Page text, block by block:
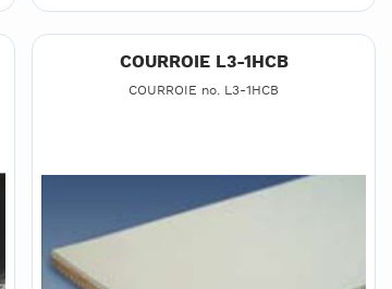
COURROIE L3-1HCB
COURROIE no. L3-1HCB